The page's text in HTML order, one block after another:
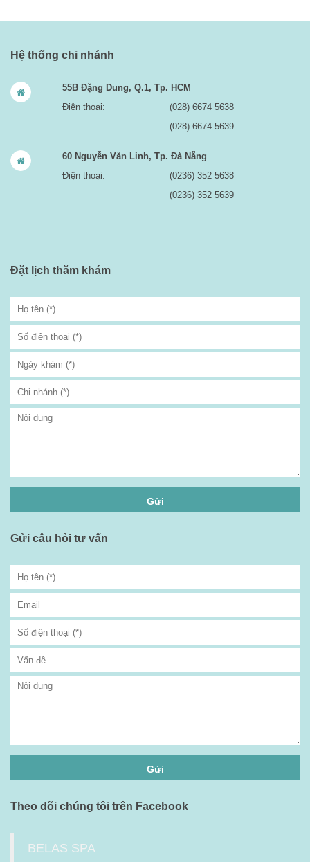
Hệ thống chi nhánh
55B Đặng Dung, Q.1, Tp. HCM
Điện thoại:
(028) 6674 5638
(028) 6674 5639
60 Nguyễn Văn Linh, Tp. Đà Nẵng
Điện thoại:
(0236) 352 5638
(0236) 352 5639
Đặt lịch thăm khám
Gửi câu hỏi tư vấn
Theo dõi chúng tôi trên Facebook
BELAS SPA